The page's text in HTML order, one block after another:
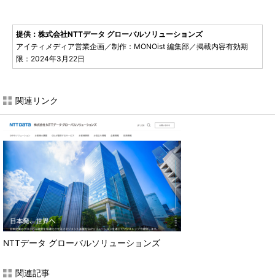
提供：株式会社NTTデータ グローバルソリューションズ
アイティメディア営業企画／制作：MONOist 編集部／掲載内容有効期
限：2024年3月22日
関連リンク
NTTデータ グローバルソリューションズ
関連記事